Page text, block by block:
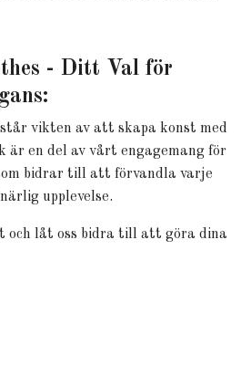
- Ditt Val för
vikten av att skapa konst med
är en del av vårt engagemang för
bidrar till att förvandla varje
upplevelse.
och låt oss bidra till att göra dina